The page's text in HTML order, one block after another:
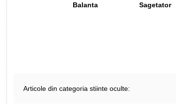
Balanta Sagetator
Articole din categoria stiinte oculte: